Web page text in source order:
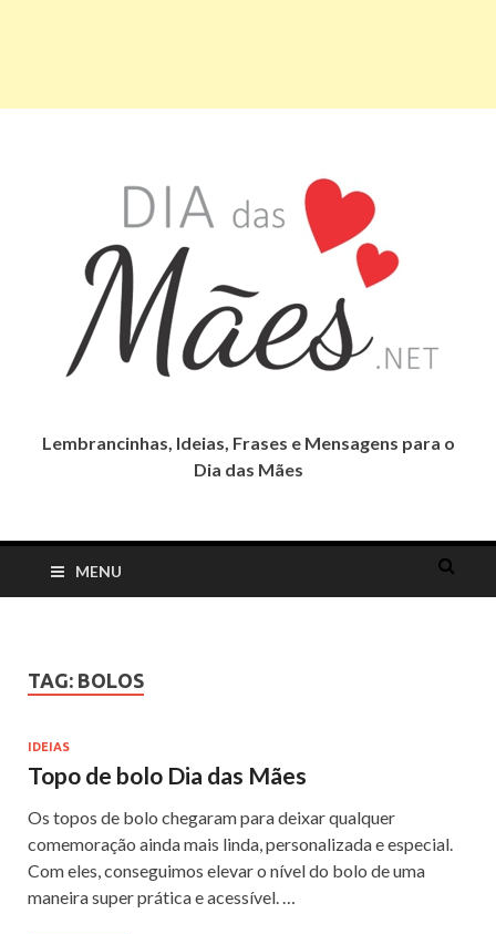
Lembrancinhas, Ideias, Frases e Mensagens para o
Dia das Mães
Dia das Mães
MENU
TAG: BOLOS
IDEIAS
Topo de bolo Dia das Mães
Os topos de bolo chegaram para deixar qualquer
comemoração ainda mais linda, personalizada e especial.
Com eles, conseguimos elevar o nível do bolo de uma
maneira super prática e acessível. …